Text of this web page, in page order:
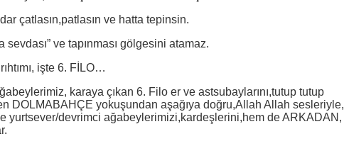
çatlasın,patlasın ve hatta tepinsin.
sevdası” ve tapınması gölgesini atamaz.
işte 6. FİLO…
karaya çıkan 6. Filo er ve astsubaylarını,tutup tutup
DOLMABAHÇE yokuşundan aşağıya doğru,Allah Allah sesleriyle,
yurtsever/devrimci ağabeylerimizi,kardeşlerini,hem de ARKADAN,